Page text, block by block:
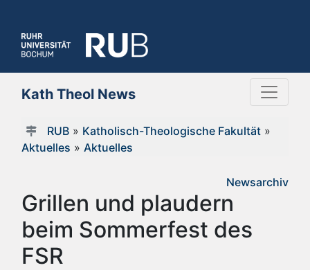
Kath Theol News
RUB» Katholisch-Theologische Fakultät»
Aktuelles » Aktuelles
Newsarchiv
Grillen und plaudern
beim Sommerfest des
FSR